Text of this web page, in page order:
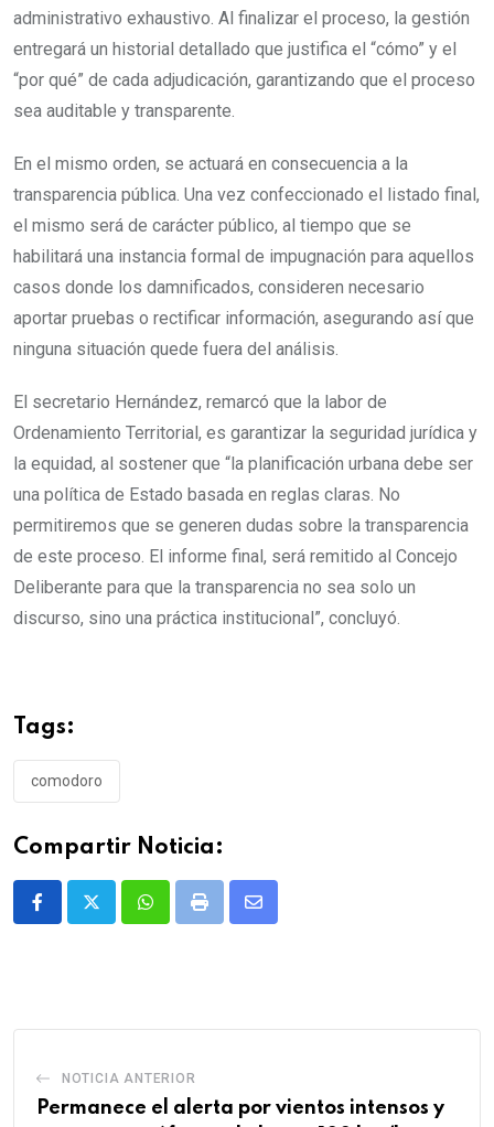
administrativo exhaustivo. Al finalizar el proceso, la gestión
entregará un historial detallado que justifica el “cómo” y el
“por qué” de cada adjudicación, garantizando que el proceso
sea auditable y transparente.
En el mismo orden, se actuará en consecuencia a la
transparencia pública. Una vez confeccionado el listado final,
el mismo será de carácter público, al tiempo que se
habilitará una instancia formal de impugnación para aquellos
casos donde los damnificados, consideren necesario
aportar pruebas o rectificar información, asegurando así que
ninguna situación quede fuera del análisis.
El secretario Hernández, remarcó que la labor de
Ordenamiento Territorial, es garantizar la seguridad jurídica y
la equidad, al sostener que “la planificación urbana debe ser
una política de Estado basada en reglas claras. No
permitiremos que se generen dudas sobre la transparencia
de este proceso. El informe final, será remitido al Concejo
Deliberante para que la transparencia no sea solo un
discurso, sino una práctica institucional”, concluyó.
Tags:
comodoro
Compartir Noticia:
WhatsappPrint
Share
NOTICIA ANTERIOR
Permanece el alerta por vientos intensos y